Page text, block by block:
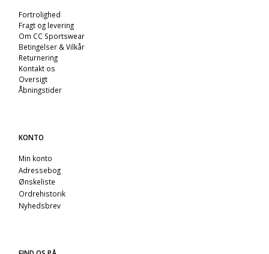
Fortrolighed
Fragt og levering
Om CC Sportswear
Betingelser & Vilkår
Returnering
Kontakt os
Oversigt
Åbningstider
KONTO
Min konto
Adressebog
Ønskeliste
Ordrehistorik
Nyhedsbrev